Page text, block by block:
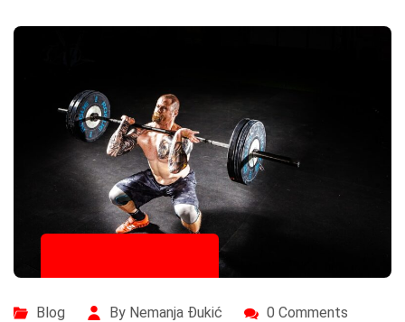
Blog By Nemanja Đukić 0 Comments